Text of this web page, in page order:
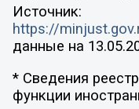
Источник:
https://
данные на
* Сведения
функции